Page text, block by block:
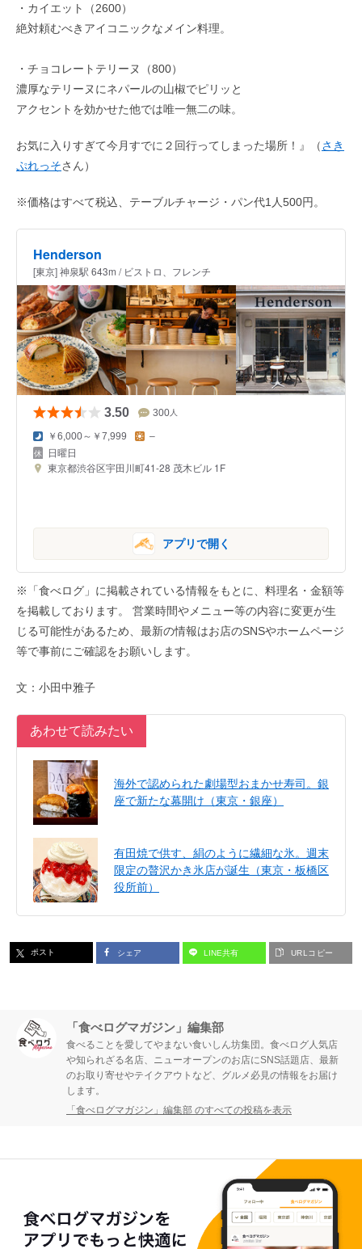
・カイエット（2600）
絶対頼むべきアイコニックなメイン料理。
・チョコレートテリーヌ（800）
濃厚なテリーヌにネパールの山椒でピリッと
アクセントを効かせた他では唯一無二の味。
お気に入りすぎて今月すでに２回行ってしまった場所！』（さき
ぷれっそさん）
※価格はすべて税込、テーブルチャージ・パン代1人500円。
Henderson
[東京] 神泉駅 643m / ビストロ、フレンチ
3.50 300人
￥6,000～￥7,999 –
日曜日
東京都渋谷区宇田川町41-28 茂木ビル 1F
アプリで開く
※「食べログ」に掲載されている情報をもとに、料理名・金額等
を掲載しております。 営業時間やメニュー等の内容に変更が生
じる可能性があるため、最新の情報はお店のSNSやホームページ
等で事前にご確認をお願いします。
文：小田中雅子
あわせて読みたい
海外で認められた劇場型おまかせ寿司。銀
座で新たな幕開け（東京・銀座）
有田焼で供す、絹のように繊細な氷。週末
限定の贅沢かき氷店が誕生（東京・板橋区
役所前）
ポスト シェア LINE共有 URLコピー
「食べログマガジン」編集部
食べることを愛してやまない食いしん坊集団。食べログ人気店
や知られざる名店、ニューオープンのお店にSNS話題店、最新
のお取り寄せやテイクアウトなど、グルメ必見の情報をお届け
します。
「食べログマガジン」編集部 のすべての投稿を表示